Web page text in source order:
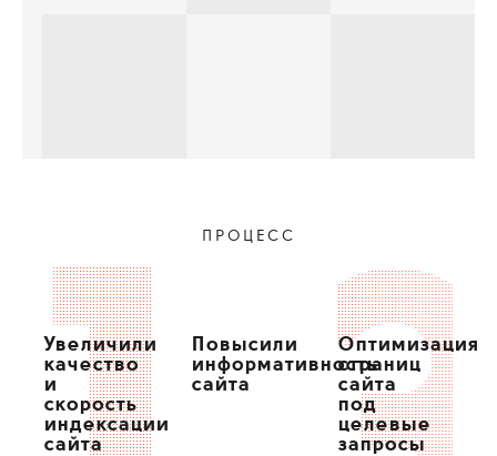
ПРОЦЕСС
Увеличили
качество
и
скорость
индексации
сайта
Повысили
информативность
сайта
Оптимизация
страниц
сайта
под
целевые
запросы